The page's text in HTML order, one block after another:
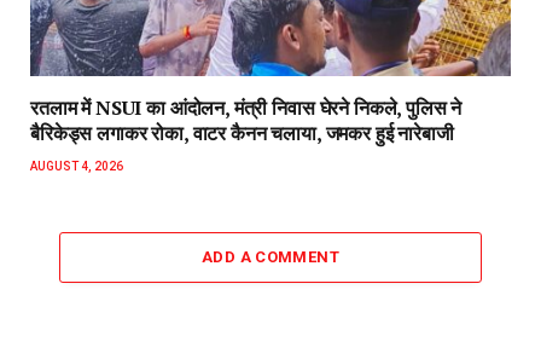
रतलाम में NSUI का आंदोलन, मंत्री निवास घेरने निकले, पुलिस ने
बैरिकेड्स लगाकर रोका, वाटर कैनन चलाया, जमकर हुई नारेबाजी
AUGUST 4, 2026
ADD A COMMENT